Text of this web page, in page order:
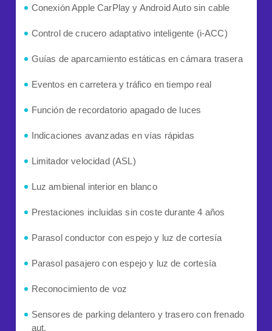
Conexión Apple CarPlay y Android Auto sin cable
Control de crucero adaptativo inteligente (i-ACC)
Guías de aparcamiento estáticas en cámara trasera
Eventos en carretera y tráfico en tiempo real
Función de recordatorio apagado de luces
Indicaciones avanzadas en vías rápidas
Limitador velocidad (ASL)
Luz ambienal interior en blanco
Prestaciones incluidas sin coste durante 4 años
Parasol conductor con espejo y luz de cortesía
Parasol pasajero con espejo y luz de cortesía
Reconocimiento de voz
Sensores de parking delantero y trasero con frenado
aut.